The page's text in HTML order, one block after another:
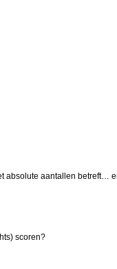
absolute aantallen betreft…
scoren?